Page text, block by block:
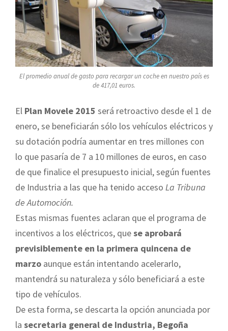
El promedio anual de gasto para recargar un coche en nuestro país es
de 417,01 euros.
El Plan Movele 2015 será retroactivo desde el 1 de
enero, se beneficiarán sólo los vehículos eléctricos y
su dotación podría aumentar en tres millones con
lo que pasaría de 7 a 10 millones de euros, en caso
de que finalice el presupuesto inicial, según fuentes
de Industria a las que ha tenido acceso La Tribuna
de Automoción.
Estas mismas fuentes aclaran que el programa de
incentivos a los eléctricos, quese aprobará
previsiblemente en la primera quincena de
marzo aunque están intentando acelerarlo,
mantendrá su naturaleza y sólo beneficiará a este
tipo de vehículos.
De esta forma, se descarta la opción anunciada por
la secretaria general de Industria, Begoña